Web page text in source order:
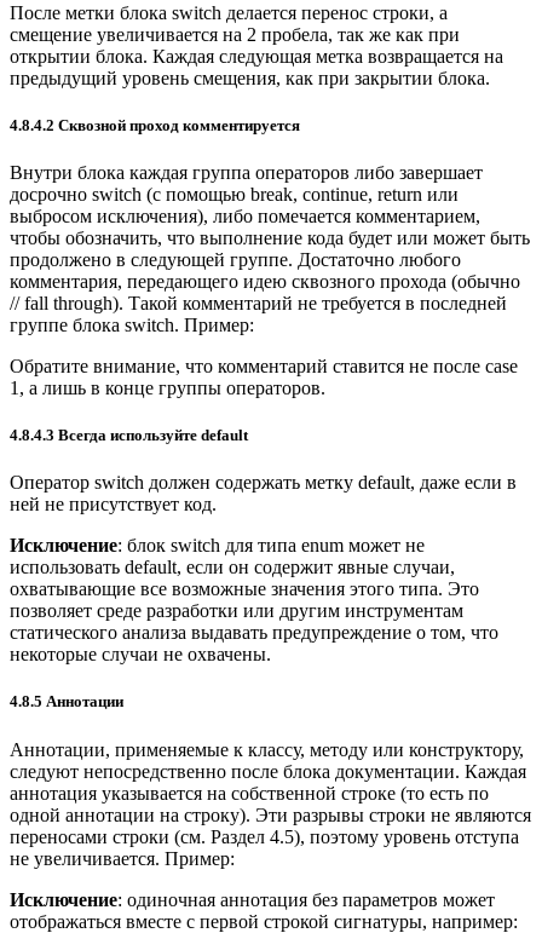
После метки блока switch делается перенос строки, а
смещение увеличивается на 2 пробела, так же как при
открытии блока. Каждая следующая метка возвращается на
предыдущий уровень смещения, как при закрытии блока.
4.8.4.2 Сквозной проход комментируется
Внутри блока каждая группа операторов либо завершает
досрочно switch (с помощью break, continue, return или
выбросом исключения), либо помечается комментарием,
чтобы обозначить, что выполнение кода будет или может быть
продолжено в следующей группе. Достаточно любого
комментария, передающего идею сквозного прохода (обычно
// fall through). Такой комментарий не требуется в последней
группе блока switch. Пример:
Обратите внимание, что комментарий ставится не после case
1, а лишь в конце группы операторов.
4.8.4.3 Всегда используйте default
Оператор switch должен содержать метку default, даже если в
ней не присутствует код.
Исключение: блок switch для типа enum может не
использовать default, если он содержит явные случаи,
охватывающие все возможные значения этого типа. Это
позволяет среде разработки или другим инструментам
статического анализа выдавать предупреждение о том, что
некоторые случаи не охвачены.
4.8.5 Аннотации
Аннотации, применяемые к классу, методу или конструктору,
следуют непосредственно после блока документации. Каждая
аннотация указывается на собственной строке (то есть по
одной аннотации на строку). Эти разрывы строки не являются
переносами строки (см. Раздел 4.5), поэтому уровень отступа
не увеличивается. Пример:
Исключение: одиночная аннотация без параметров может
отображаться вместе с первой строкой сигнатуры, например: